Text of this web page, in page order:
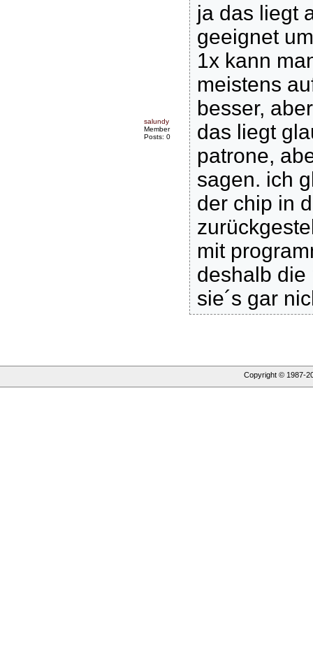
salundy
Member
Posts: 0
ja das liegt
geeignet
1x kann
meistens
besser,
das liegt
patrone,
sagen. ich
der chip in
mit
deshalb die
sie´s gar
Copyright © 1987-